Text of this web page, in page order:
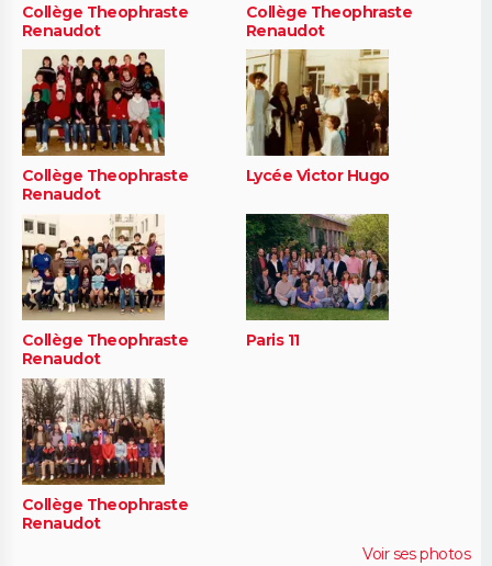
Collège Theophraste
Renaudot
Collège Theophraste
Renaudot
Collège Theophraste
Renaudot
Lycée Victor Hugo
Collège Theophraste
Renaudot
Paris 11
Collège Theophraste
Renaudot
Voir ses photos